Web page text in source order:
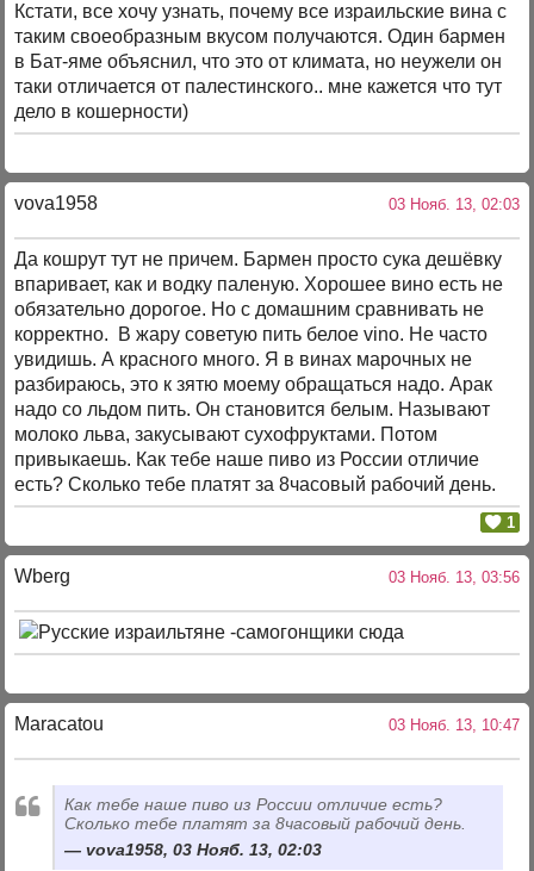
Кстати, все хочу узнать, почему все израильские вина с
таким своеобразным вкусом получаются. Один бармен
в Бат-яме объяснил, что это от климата, но неужели он
таки отличается от палестинского.. мне кажется что тут
дело в кошерности)
vova1958 03 Нояб. 13, 02:03
Да кошрут тут не причем. Бармен просто сука дешёвку
впаривает, как и водку паленую. Хорошее вино есть не
обязательно дорогое. Но с домашним сравнивать не
корректно. В жару советую пить белое vino. Не часто
увидишь. А красного много. Я в винах марочных не
разбираюсь, это к зятю моему обращаться надо. Арак
надо со льдом пить. Он становится белым. Называют
молоко льва, закусывают сухофруктами. Потом
привыкаешь. Как тебе наше пиво из России отличие
есть? Сколько тебе платят за 8часовый рабочий день.
1
Wberg 03 Нояб. 13, 03:56
Maracatou 03 Нояб. 13, 10:47
Как тебе наше пиво из России отличие есть?
Сколько тебе платят за 8часовый рабочий день.
vova1958, 03 Нояб. 13, 02:03